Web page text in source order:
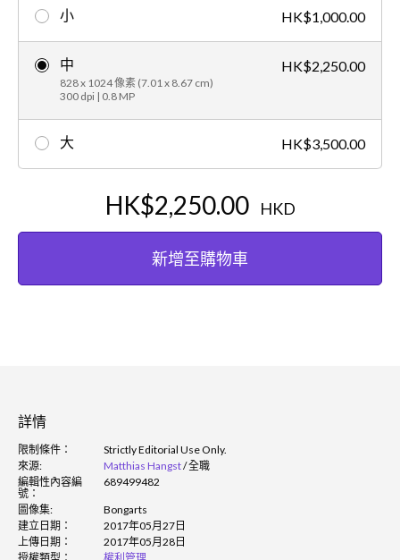
小 HK$1,000.00
中
828 x 1024 像素 (7.01 x 8.67 cm)
300 dpi | 0.8 MP
HK$2,250.00
大 HK$3,500.00
HK$2,250.00 HKD
新增至購物車
詳情
限制條件：
Strictly Editorial Use Only.
來源:
Matthias Hangst/全職
編輯性內容編
號：
689499482
圖像集:
Bongarts
建立日期：
2017年05月27日
上傳日期：
2017年05月28日